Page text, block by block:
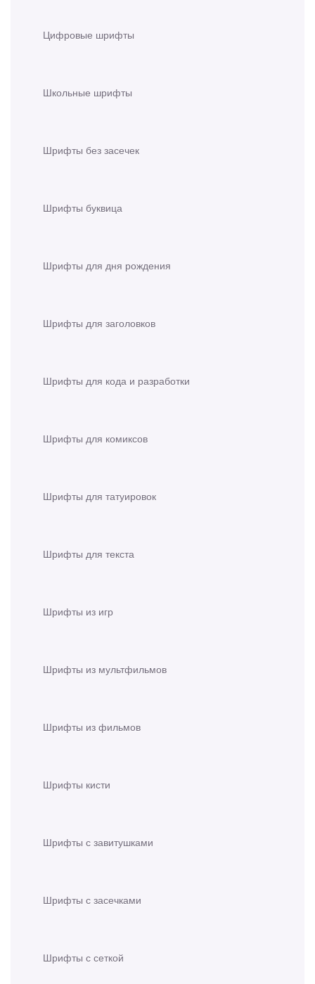
Цифровые шрифты
Школьные шрифты
Шрифты без засечек
Шрифты буквица
Шрифты для дня рождения
Шрифты для заголовков
Шрифты для кода и разработки
Шрифты для комиксов
Шрифты для татуировок
Шрифты для текста
Шрифты из игр
Шрифты из мультфильмов
Шрифты из фильмов
Шрифты кисти
Шрифты с завитушками
Шрифты с засечками
Шрифты с сеткой